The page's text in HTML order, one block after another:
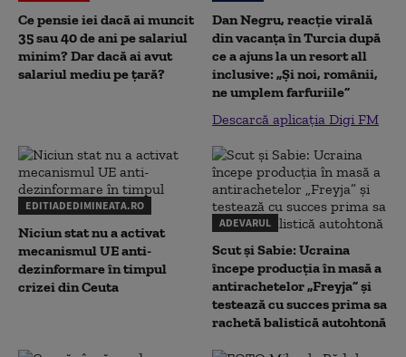
Ce pensie iei dacă ai muncit
35 sau 40 de ani pe salariul
minim? Dar dacă ai avut
salariul mediu pe țară?
Dan Negru, reacție virală
din vacanța în Turcia după
ce a ajuns la un resort all
inclusive: „Și noi, românii,
ne umplem farfuriile”
Descarcă aplicația Digi FM
EDITIADEDIMINEATA.RO
Niciun stat nu a activat
mecanismul UE anti-
dezinformare în timpul
crizei din Ceuta
ADEVARUL
Scut și Sabie: Ucraina
începe producția în masă a
antirachetelor „Freyja” și
testează cu succes prima sa
rachetă balistică autohtonă